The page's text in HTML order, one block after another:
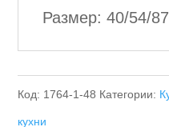
Размер: 40/54/
Код: 1764-1-48 Категории:
кухни